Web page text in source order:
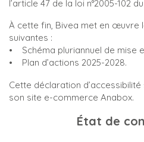
l’article 47 de la loi n°2005-102
À cette fin, Bivea met en œuvre
suivantes :
• Schéma pluriannuel de mise
• Plan d’actions 2025-2028.
Cette déclaration d’accessibilité
son site e-commerce Anabox.
État de